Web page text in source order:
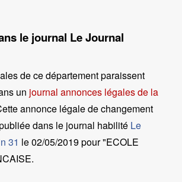
le journal Le Journal
de ce département paraissent
un journal annonces légales de la
annonce légale de changement
dans le journal habilité Le
31 le02/05/2019 pour "ECOLE
.